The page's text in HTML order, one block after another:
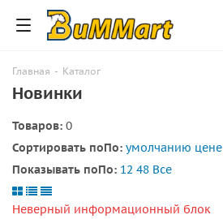
Главная - Каталог
Новинки
Товаров: 0
Сортировать поПо: умолчанию цене
Показывать поПо: 12 48 Все
Неверный информационный блок